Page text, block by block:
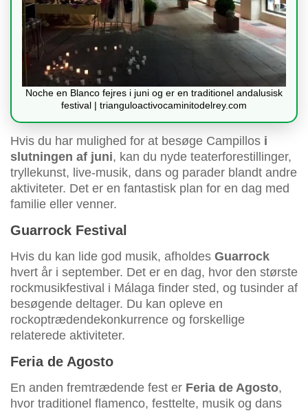
Noche en Blanco fejres i juni og er en traditionel andalusisk
festival | trianguloactivocaminitodelrey.com
Hvis du har mulighed for at besøge Campillos i
slutningen af juni, kan du nyde teaterforestillinger,
tryllekunst, live-musik, dans og parader blandt andre
aktiviteter. Det er en fantastisk plan for en dag med
familie eller venner.
Guarrock Festival
Hvis du kan lide god musik, afholdes Guarrock
hvert år i september. Det er en dag, hvor den største
rockmusikfestival i Málaga finder sted, og tusinder af
besøgende deltager. Du kan opleve en
rockoptrædendekonkurrence og forskellige
relaterede aktiviteter.
Feria de Agosto
En anden fremtrædende fest er Feria de Agosto,
hvor traditionel flamenco, festtelte, musik og dans